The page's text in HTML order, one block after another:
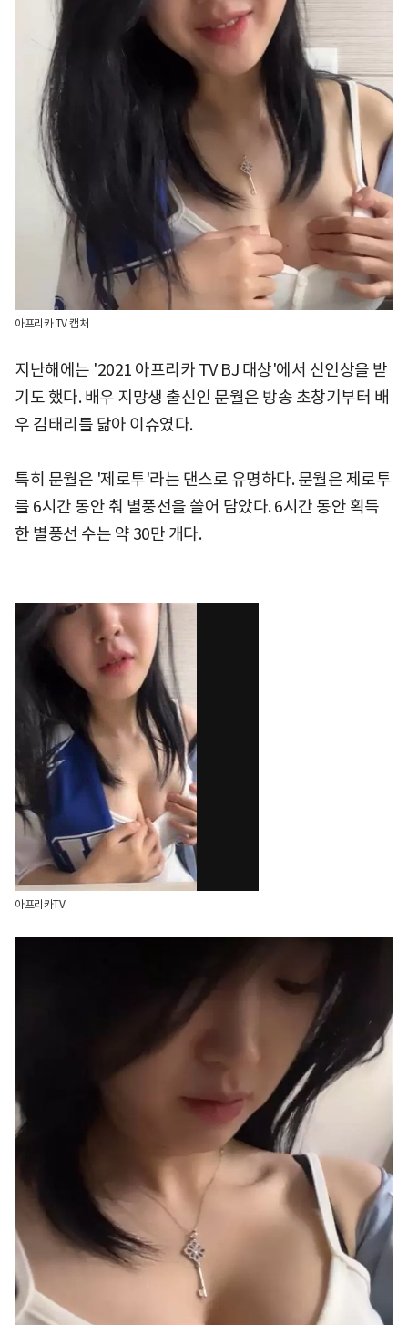
아프리카 TV 캡처
지난해에는 '2021 아프리카 TV BJ 대상'에서 신인상을 받
기도 했다. 배우 지망생 출신인 문월은 방송 초창기부터 배
우 김태리를 닮아 이슈였다.
특히 문월은 '제로투'라는 댄스로 유명하다. 문월은 제로투
를 6시간 동안 춰 별풍선을 쓸어 담았다. 6시간 동안 획득
한 별풍선 수는 약 30만 개다.
아프리카TV